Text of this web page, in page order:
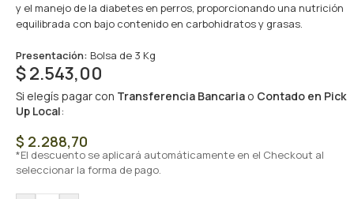
y el manejo de la diabetes en perros, proporcionando una nutrición
equilibrada con bajo contenido en carbohidratos y grasas.
Presentación: Bolsa de 3 Kg
$2.543,00
Si elegís pagar con Transferencia Bancaria o Contado en Pick
Up Local:
$ 2.288,70
*El descuento se aplicará automáticamente en el Checkout al
seleccionar la forma de pago.